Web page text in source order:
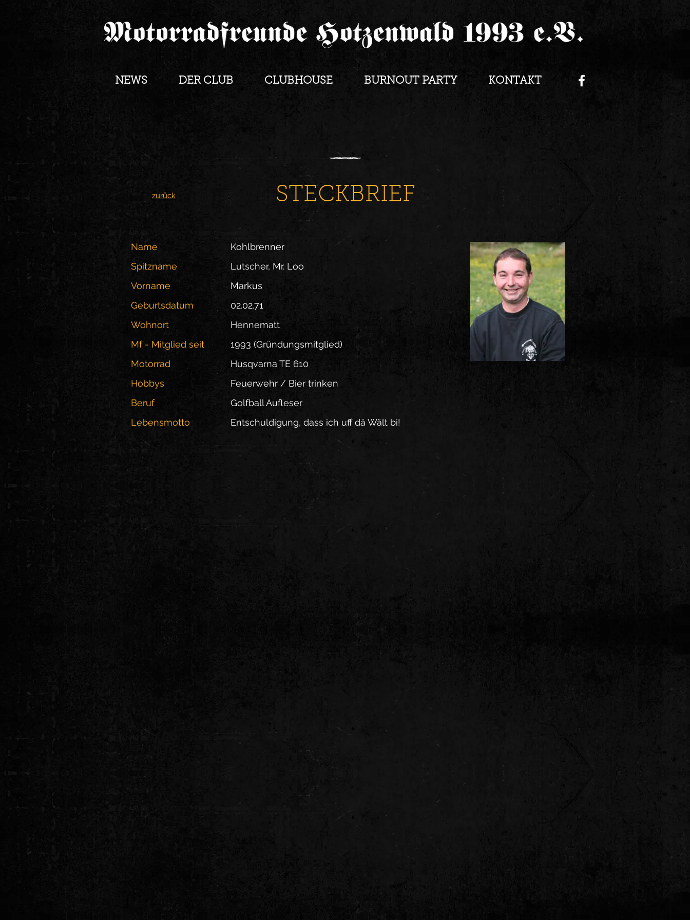
NEWS DER CLUB CLUBHOUSE BURNOUT PARTY KONTAKT
zurück STECKBRIEF
Name
Spitzname
Vorname
Geburtsdatum
Wohnort
Mf - Mitglied seit
Motorrad
Hobbys
Beruf
Lebensmotto
Kohlbrenner
Lutscher, Mr. Loo
Markus
02.02.71
Hennematt
1993 (Gründungsmitglied)
Husqvarna TE 610
Feuerwehr / Bier trinken
Golfball Aufleser
Entschuldigung, dass ich uff dä Wält bi!